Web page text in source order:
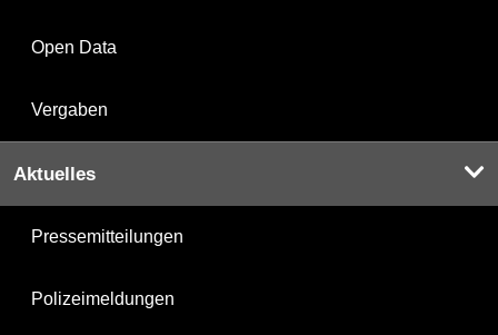
Open Data
Vergaben
Aktuelles
Pressemitteilungen
Polizeimeldungen